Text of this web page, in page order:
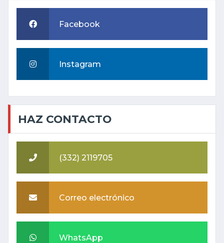
Facebook
Instagram
HAZ CONTACTO
(332) 2119705
Correo electrónico
WhatsApp